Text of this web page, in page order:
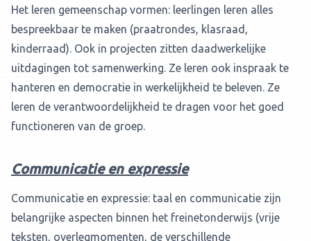
Het leren gemeenschap vormen: leerlingen leren alles
bespreekbaar te maken (praatrondes, klasraad,
kinderraad). Ook in projecten zitten daadwerkelijke
uitdagingen tot samenwerking. Ze leren ook inspraak te
hanteren en democratie in werkelijkheid te beleven. Ze
leren de verantwoordelijkheid te dragen voor het goed
functioneren van de groep.
Communicatie en expressie
Communicatie en expressie: taal en communicatie zijn
belangrijke aspecten binnen het freinetonderwijs (vrije
teksten, overlegmomenten, de verschillende